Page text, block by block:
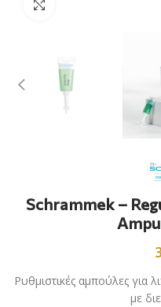
Schrammek –
Ρυθμιστικές αμπούλες για
με